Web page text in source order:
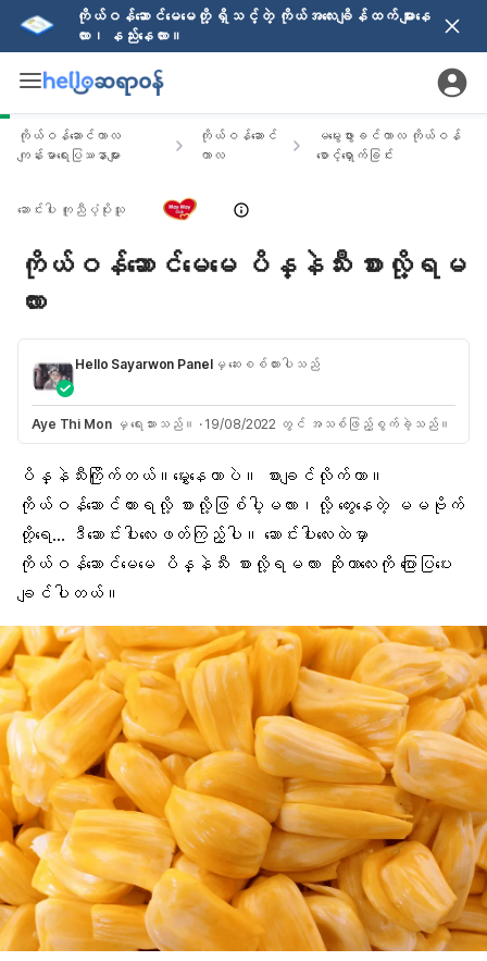
ကိုယ်ဝန်ဆောင်မေမေတို့ ရှိသင့်တဲ့ ကိုယ်အလေးချိန်ထက် များနေ
လား၊ နည်းနေလား။
ကိုယ်ဝန်ဆောင်ကာလ
ကျန်းမာရေးပြဿနာများ
ကိုယ်ဝန်ဆောင်
ကာလ
မမွေးဖွားခင်ကာလ ကိုယ်ဝန်
စောင့်ရှောက်ခြင်း
ဆောင်းပါး ကူညီပံ့ပိုးသူ
ကိုယ်ဝန်ဆောင်မေမေ ပိန္နဲသီး စားလို့ရမ
လား
Hello Sayarwon Panelမှ ဆေးစစ်ထားပါသည်
Aye Thi Monမှ ရေးသားသည်။ · 19/08/2022 တွင် အသစ်ဖြည့်စွက်ခဲ့သည်။
ပိန္နဲသီးကြိုက်တယ်။မွှေးနေတာပဲ။ စားချင်လိုက်တာ။
ကိုယ်ဝန်ဆောင် ထားရလို့ စားလို့ဖြစ်ပါ့မလား၊လို့ တွေးနေတဲ့ မမဗိုက်
တို့ရေ… ဒီဆောင်းပါးလေးဖတ်ကြည့်ပါ။ ဆောင်းပါးလေးထဲမှာ
ကိုယ်ဝန်ဆောင်မေမေ ပိန္နဲသီး စားလို့ရမလား ဆိုတာလေးကို ပြောပြပေး
ချင်ပါတယ်။